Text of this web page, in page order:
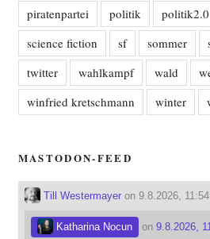
piratenpartei politik politik2.0
science fiction
sf sommer
twitter
wahlkampf wald
winfried kretschmann
winter
MASTODON-FEED
Till Westermayeron 9.8.2026,
Katharina Nocun on 9.8.2026,